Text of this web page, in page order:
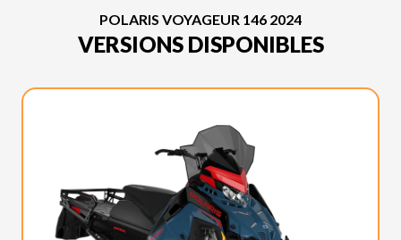
POLARIS VOYAGEUR 146 2024
VERSIONS DISPONIBLES